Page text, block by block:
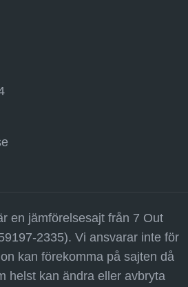
en jämförelsesajt från 7 Out
2335). Vi ansvarar inte för
kan förekomma på sajten då
helst kan ändra eller avbryta